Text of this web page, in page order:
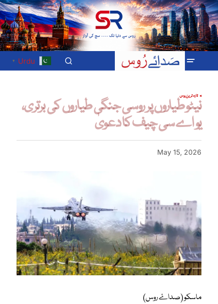
Urdu
▼
تازہ ترینروس
نیٹو طیاروں پر روسی جنگی طیاروں کی برتری،
یو اے سی چیف کا دعویٰ
May 15, 2026
ماسکو (صداۓ روس)